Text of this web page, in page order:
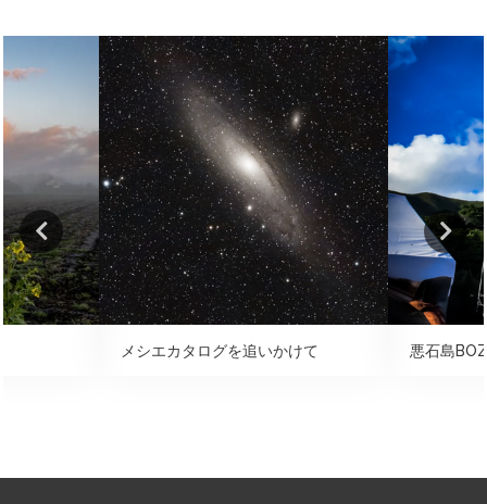
メシエカタログを追いかけて 悪石島